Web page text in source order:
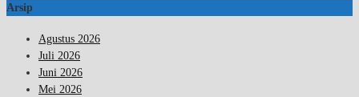
Arsip
Agustus 2026
Juli 2026
Juni 2026
Mei 2026